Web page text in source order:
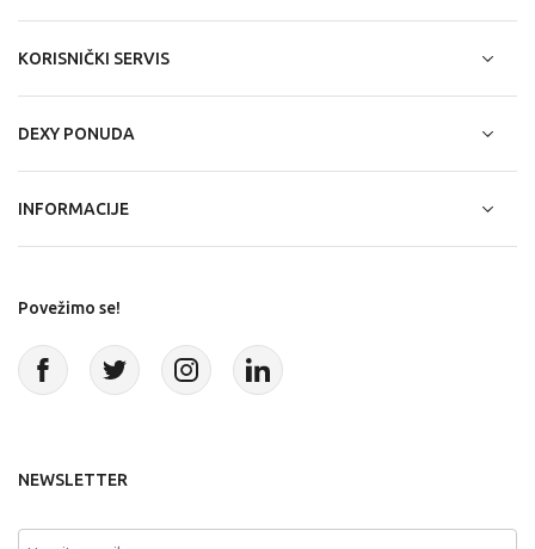
KORISNIČKI SERVIS
DEXY PONUDA
INFORMACIJE
Povežimo se!
NEWSLETTER